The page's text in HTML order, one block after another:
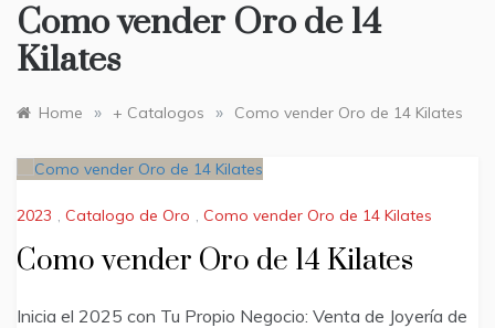
Como vender Oro de 14
Kilates
Home » + Catalogos » Como vender Oro de 14 Kilates
2023 , Catalogo de Oro , Como vender Oro de 14 Kilates
Como vender Oro de 14 Kilates
Inicia el 2025 con Tu Propio Negocio: Venta de Joyería de